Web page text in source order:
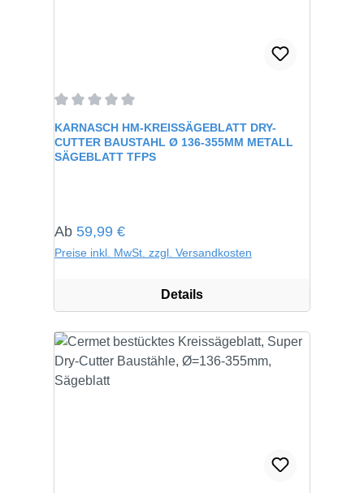
Durchschnittliche Bewertung von 0 von 5 Sternen
KARNASCH HM-KREISSÄGEBLATT DRY-
CUTTER BAUSTAHL Ø 136-355MM METALL
SÄGEBLATT TFPS
Regulärer Preis:
Ab 59,99 €
Preise inkl. MwSt. zzgl. Versandkosten
Details